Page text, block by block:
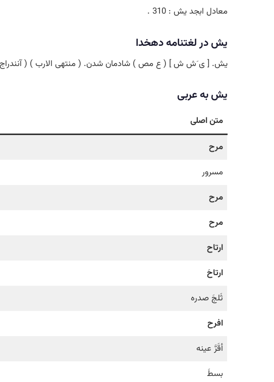
معادل ابجد یش : 310 .
یش در لغتنامه دهخدا
یش. [ ی َش ش ] ( ع مص ) شادمان شدن. ( منتهی الارب ) ( آنندراج ).
یش به عربی
متن اصلی
مرح
مسرور
مرح
مرح
ارتاح
ارتاحَ
ثَلجَ صدره
افرح
أقَرَّ عينه
بسطَ